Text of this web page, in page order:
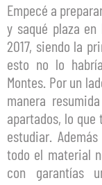
Empecé a
y saqué plaza
2017, siendo la
esto no lo
Montes. Por un
manera
apartados, lo
estudiar.
todo el material
con garantías